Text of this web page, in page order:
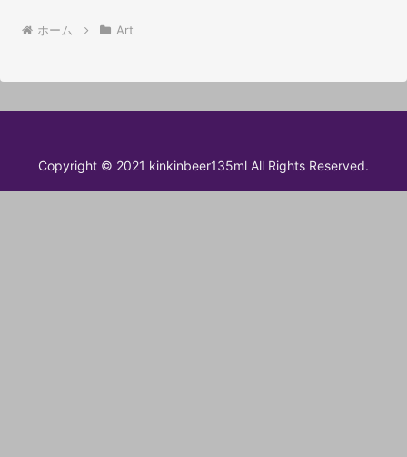
ホーム Art
Copyright © 2021 kinkinbeer135ml All Rights Reserved.